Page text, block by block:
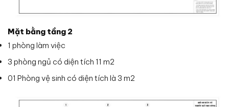
Mặt bằng tầng 2
1 phòng làm việc
3 phòng ngủ có diện tích 11 m2
01 Phòng vệ sinh có diện tích là 3 m2